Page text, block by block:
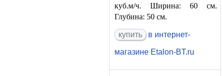
куб.м/ч. Ширина: 60 см.
Глубина: 50 см.
в интернет-
магазине Etalon-BT.ru